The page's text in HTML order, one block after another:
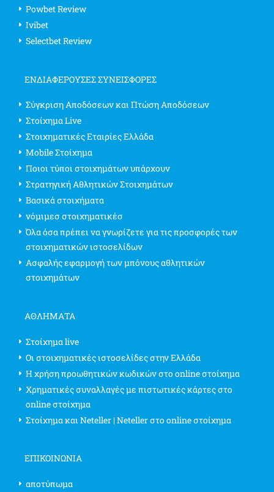
Powbet Review
Ivibet
Selectbet Review
ΕΝΔΙΑΦΈΡΟΥΣΕΣ ΣΥΝΕΙΣΦΟΡΈΣ
Σύγκριση Αποδόσεων και Πτώση Αποδόσεων
Στοίχημα Live
Στοιχηματικές Εταιρίες Ελλάδα
Mobile Στοίχημα
Ποιοι τύποι στοιχημάτων υπάρχουν
Στρατηγική Αθλητικών Στοιχημάτων
Βασικά στοιχήματα
νόμιμεσ στοιχηματικέσ
Όλα όσα πρέπει να γνωρίζετε για τις προσφορές των
στοιχηματικών ιστοσελίδων
Ασφαλής εφαρμογή των μπόνους αθλητικών
στοιχημάτων
ΑΘΛΗΜΑΤΑ
Στοίχημα live
Οι στοιχηματικές ιστοσελίδες στην Ελλάδα
Η χρήση προωθητικών κωδικών στο online στοίχημα
Χρηματικές συναλλαγές με πιστωτικές κάρτες στο
online στοίχημα
Στοίχημα και Neteller | Neteller στο online στοίχημα
ΕΠΙΚΟΙΝΩΝΊΑ
αποτύπωμα